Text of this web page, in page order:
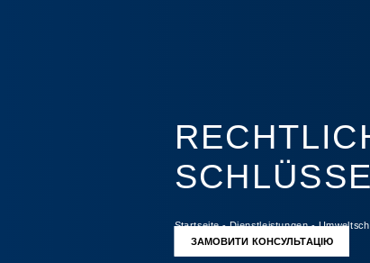
Startseite-Dienstleistungen-
ЗАМОВИТИ КОНСУЛЬТАЦІЮ